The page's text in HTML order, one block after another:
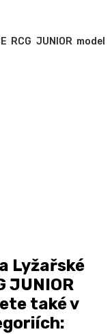
RCG JUNIOR model
Lyžařské
JUNIOR
také v